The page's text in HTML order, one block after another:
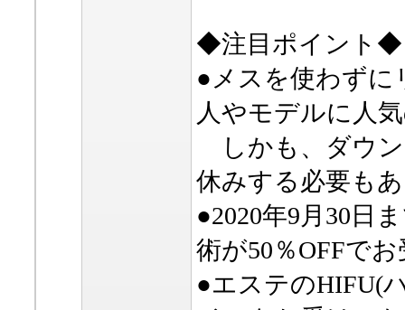
◆注目ポイント◆
●メスを使わずに
人やモデルに人
しかも、ダウ
休みする必要も
●2020年9月30日
術が50％OFFで
●エステのHIFU(